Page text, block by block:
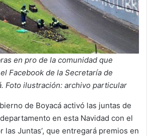
en pro de la comunidad que
Facebook de la Secretaría de
Foto ilustración: archivo particular
de Boyacá activó las juntas de
en esta Navidad con el
las Juntas’, que entregará premios en